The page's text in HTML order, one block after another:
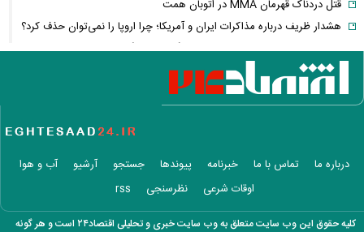
قتل دردناک قهرمان MMA در اتوبان همت
هشدار ظریف درباره مذاکرات ایران و آمریکا؛ چرا اروپا را نمی‌توان حذف کرد؟
پیمان مکه و معادلات جدید منطقه؛ جنگ ایران چگونه معماری امنیتی
خاورمیانه را تغییر می‌دهد؟
سهم ایران از نفت و گاز خزر چقدر است؟/ ماجرای کنوانسیونی که جنجال به پا
گواهینامه موتور برای زنان از چه زمانی صادر می‌شود؟ + آخرین خبر و جزئیات
فیلم/بهاره رهنما راز ماندگاری هدیه تهرانی را لو داد
پشت پرده افتتاح مخفیانه باغ‌وحش انزلی؛ مجموعه‌ای که محیط‌زیست آن را
سلفی متفاوت نیکی کریمی بعد از مهاجرت به لندن
درباره ما تماس با ما خبرنامه پیوندها جستجو آرشیو
آب و هوا
اوقات شرعی
نظرسنجی rss
کلیه حقوق این وب سایت متعلق به وب سایت خبری و تحلیلی اقتصاد۲۴ است و هر گونه